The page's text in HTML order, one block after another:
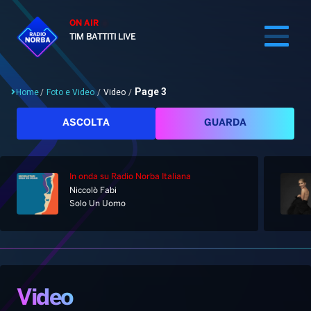
ON AIR
TIM BATTITI LIVE
Cerca
Home
Palinsesto
Notizie
Home/ Foto e Video / Video / Page 3
ASCOLTA GUARDA
In onda su Radio Norba Italiana
Niccolò Fabi
Solo Un Uomo
Video